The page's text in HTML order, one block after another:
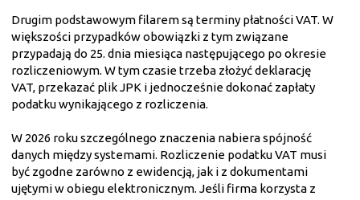
Drugim podstawowym filarem są terminy płatności VAT. W
większości przypadków obowiązki z tym związane
przypadają do 25. dnia miesiąca następującego po okresie
rozliczeniowym. W tym czasie trzeba złożyć deklarację
VAT, przekazać plik JPK i jednocześnie dokonać zapłaty
podatku wynikającego z rozliczenia.
W 2026 roku szczególnego znaczenia nabiera spójność
danych między systemami. Rozliczenie podatku VAT musi
być zgodne zarówno z ewidencją, jak i z dokumentami
ujętymi w obiegu elektronicznym. Jeśli firma korzysta z